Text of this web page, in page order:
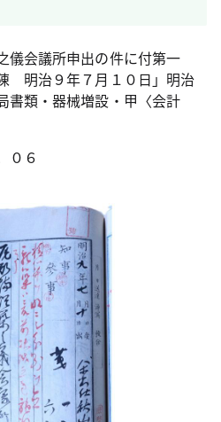
儀会議所申出の件に付第一
明治９年７月１０日」明治
類・器械増設・甲〈会計
０６